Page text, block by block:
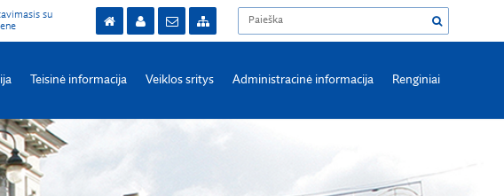
su
Teisinė informacija Veiklos sritys Administracinė informacija Renginiai